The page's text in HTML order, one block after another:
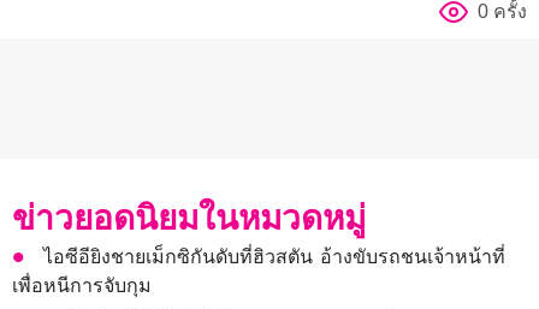
0 ครั้ง
ข่าวยอดนิยมในหมวดหมู่
ไอซีอียิงชายเม็กซิกันดับที่ฮิวสตัน อ้างขับรถชนเจ้าหน้าที่
เพื่อหนีการจับกุม